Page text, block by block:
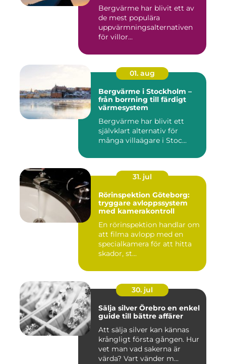
Bergvärme har blivit ett av
de mest populära
uppvärmningsalternativen
för villor...
01. aug
Bergvärme i Stockholm –
från borrning till färdigt
värmesystem
Bergvärme har blivit ett
självklart alternativ för
många villaägare i Stoc...
31. jul
Rörinspektion Göteborg:
tryggare avloppssystem
med kamerakontroll
En rörinspektion handlar om
att filma avlopp med en
specialkamera för att hitta
skador, st...
30. jul
Sälja silver Örebro en enkel
guide till bättre affärer
Att sälja silver kan kännas
krångligt första gången. Hur
vet man vad sakerna är
värda? Vart vänder m...